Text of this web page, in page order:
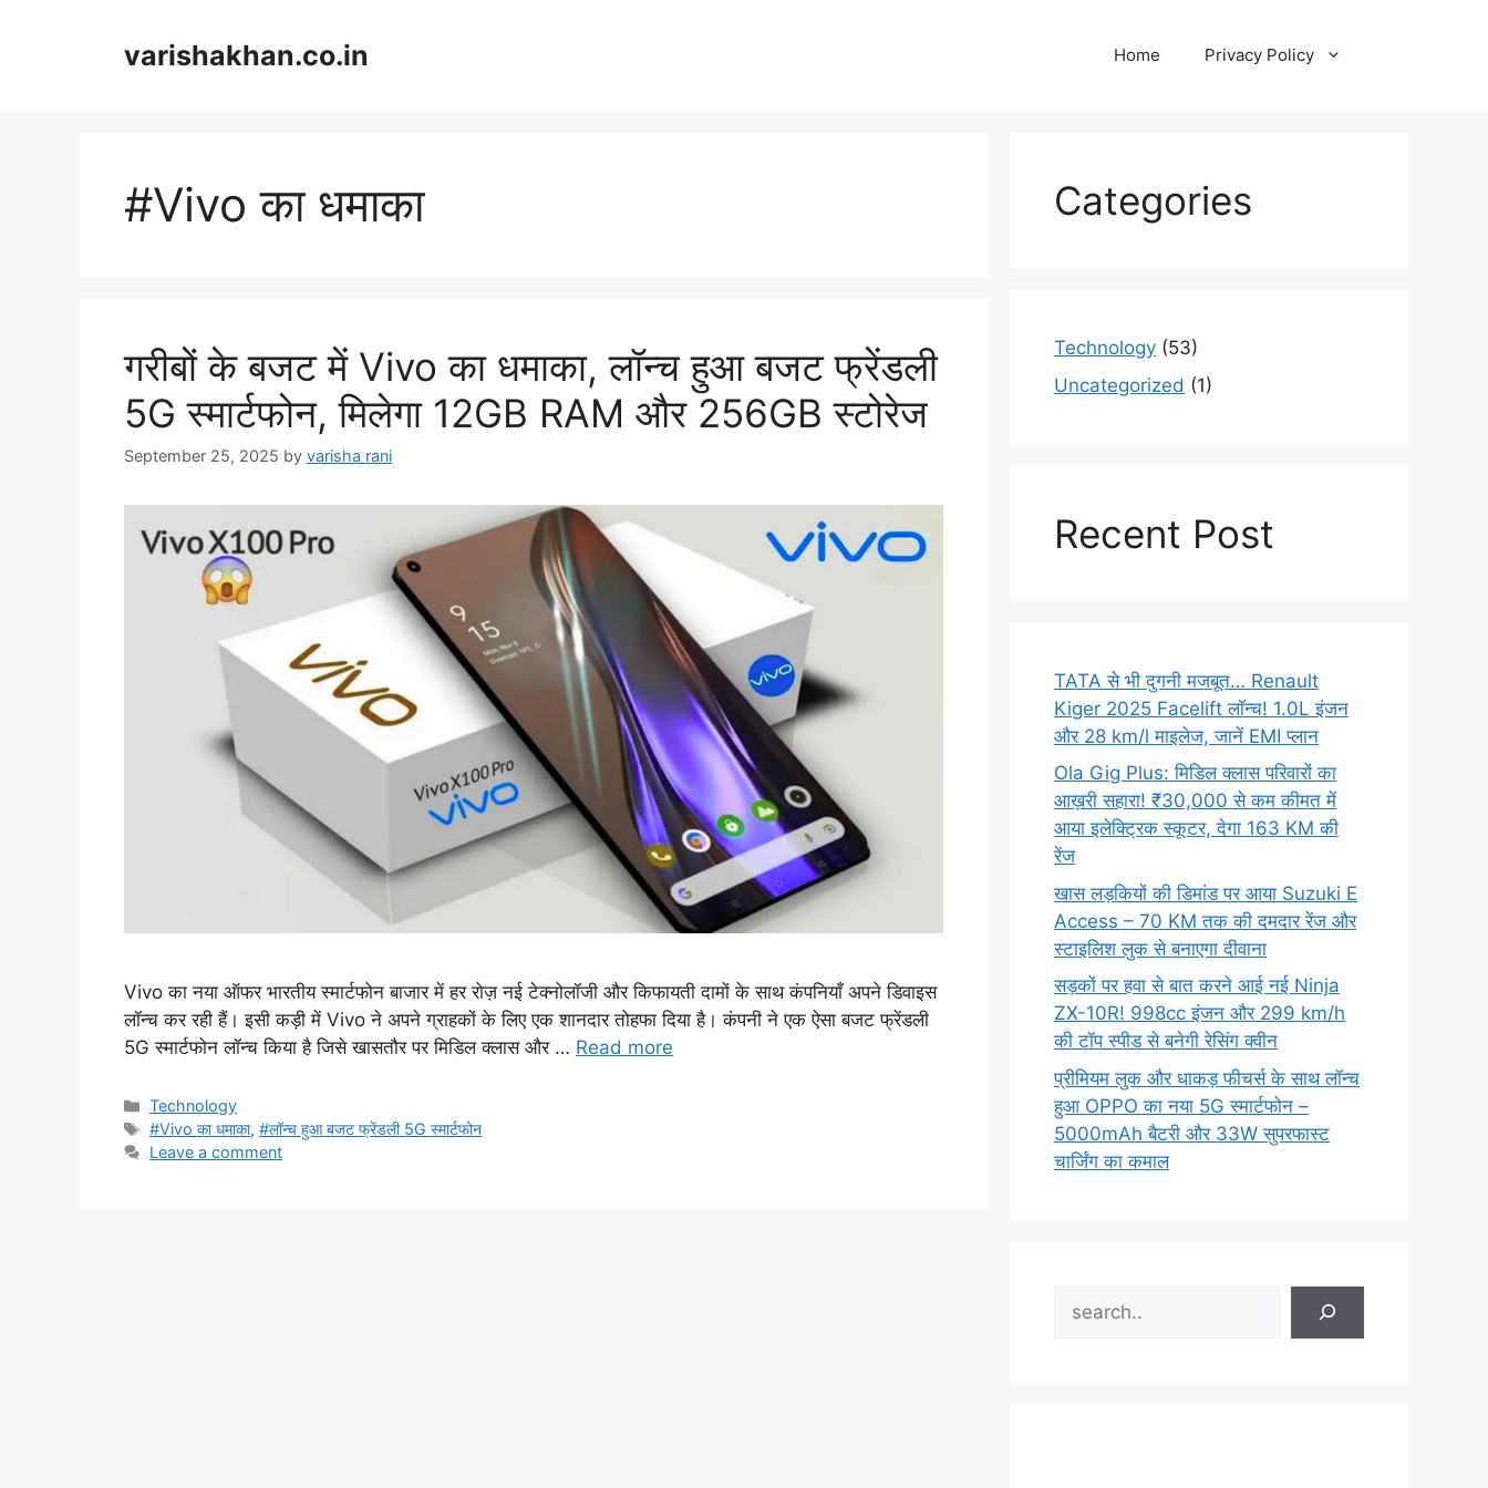
varishakhan.co.in Home Privacy Policy
#Vivo का धमाका
गरीबों के बजट में Vivo का धमाका, लॉन्च हुआ बजट फ्रेंडली
5G स्मार्टफोन, मिलेगा 12GB RAM और 256GB स्टोरेज
September 25, 2025 by varisha rani
Vivo का नया ऑफर भारतीय स्मार्टफोन बाजार में हर रोज़ नई टेक्नोलॉजी और किफायती दामों के साथ कंपनियाँ अपने डिवाइस
लॉन्च कर रही हैं। इसी कड़ी में Vivo ने अपने ग्राहकों के लिए एक शानदार तोहफा दिया है। कंपनी ने एक ऐसा बजट फ्रेंडली
5G स्मार्टफोन लॉन्च किया है जिसे खासतौर पर मिडिल क्लास और … Read more
Categories
Technology
Tags
#Vivo का धमाका,#लॉन्च हुआ बजट फ्रेंडली 5G स्मार्टफोन
Leave a comment
Categories
Technology (53)
Uncategorized (1)
Recent Post
TATA से भी दुगनी मजबूत… Renault
Kiger 2025 Facelift लॉन्च! 1.0L इंजन
और 28 km/l माइलेज, जानें EMI प्लान
Ola Gig Plus: मिडिल क्लास परिवारों का
आख़री सहारा! ₹30,000 से कम कीमत में
आया इलेक्ट्रिक स्कूटर, देगा 163 KM की
रेंज
खास लड़कियों की डिमांड पर आया Suzuki E
Access – 70 KM तक की दमदार रेंज और
स्टाइलिश लुक से बनाएगा दीवाना
सड़कों पर हवा से बात करने आई नई Ninja
ZX-10R! 998cc इंजन और 299 km/h
की टॉप स्पीड से बनेगी रेसिंग क्वीन
प्रीमियम लुक और धाकड़ फीचर्स के साथ लॉन्च
हुआ OPPO का नया 5G स्मार्टफोन –
5000mAh बैटरी और 33W सुपरफास्ट
चार्जिंग का कमाल